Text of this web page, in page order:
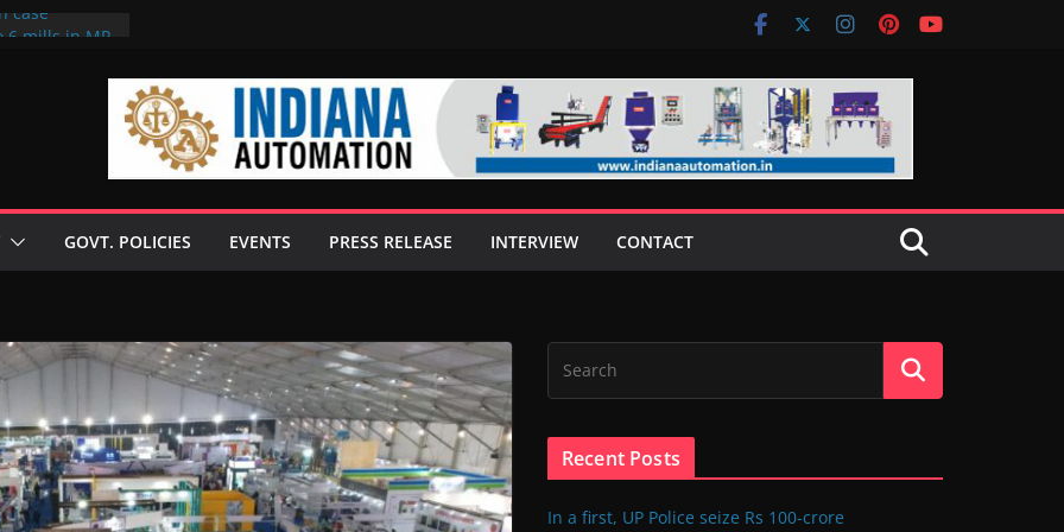
case
GOVT. POLICIES EVENTS PRESS RELEASE INTERVIEW CONTACT
Recent Posts
In a first, UP Police seize Rs 100-crore